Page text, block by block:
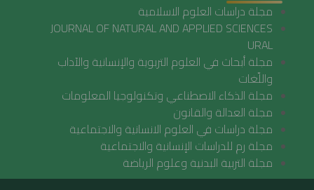
مجلة دراسات العلوم الاسلامية
JOURNAL OF NATURAL AND APPLIED SCIENCES
URAL
مجلة أبحاث في العلوم التربوية والإنسانية والآداب
واللّغات
مجلة الذكاء الاصطناعي وتكنولوجيا المعلومات
مجلة العدالة والقانون
مجلة دراسات في العلوم الانسانية والاجتماعية
مجلة رم للدراسات الإنسانية والاجتماعية
مجلة التربية البدنية وعلوم الرياضة